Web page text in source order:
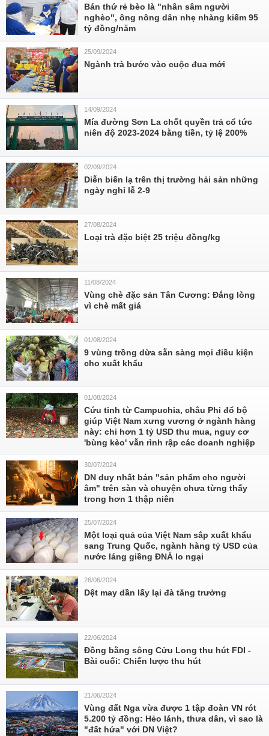
Bán thứ rẻ bèo là "nhân sâm người
nghèo", ông nông dân nhẹ nhàng kiếm 95
tỷ đồng/năm
25/09/2024
Ngành trà bước vào cuộc đua mới
14/09/2024
Mía đường Sơn La chốt quyền trả cổ tức
niên độ 2023-2024 bằng tiền, tỷ lệ 200%
02/09/2024
Diễn biến lạ trên thị trường hải sản những
ngày nghỉ lễ 2-9
27/08/2024
Loại trà đặc biệt 25 triệu đồng/kg
11/08/2024
Vùng chè đặc sản Tân Cương: Đắng lòng
vì chè mất giá
01/08/2024
9 vùng trồng dừa sẵn sàng mọi điều kiện
cho xuất khẩu
01/08/2024
Cứu tinh từ Campuchia, châu Phi đổ bộ
giúp Việt Nam xưng vương ở ngành hàng
này: chi hơn 1 tỷ USD thu mua, nguy cơ
'bùng kèo' vẫn rình rập các doanh nghiệp
30/07/2024
DN duy nhất bán "sản phẩm cho người
âm" trên sàn và chuyện chưa từng thấy
trong hơn 1 thập niên
25/07/2024
Một loại quả của Việt Nam sắp xuất khẩu
sang Trung Quốc, ngành hàng tỷ USD của
nước láng giềng ĐNÁ lo ngại
26/06/2024
Dệt may dần lấy lại đà tăng trưởng
22/06/2024
Đồng bằng sông Cửu Long thu hút FDI -
Bài cuối: Chiến lược thu hút
21/06/2024
Vùng đất Nga vừa được 1 tập đoàn VN rót
5.200 tỷ đồng: Hẻo lánh, thưa dân, vì sao là
"đất hứa" với DN Việt?